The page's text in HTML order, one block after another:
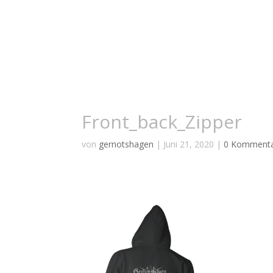
Front_back_Zipper
von gernotshagen | Juni 21, 2020 | 0